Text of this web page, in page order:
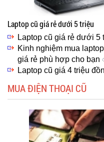
Laptop cũ giá rẻ dưới 5 triệu
Laptop cũ giá rẻ dưới 5
Kinh nghiệm mua
giá rẻ phù hợp cho bạn
Laptop cũ giá 4 triệu
MUA ĐIỆN THOẠI CŨ